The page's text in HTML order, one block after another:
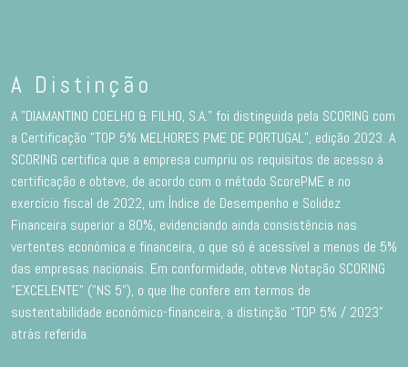
A Distinção
A "DIAMANTINO COELHO & FILHO, S.A." foi distinguida pela SCORING com
a Certificação "TOP 5% MELHORES PME DE PORTUGAL”, edição 2023. A
SCORING certifica que a empresa cumpriu os requisitos de acesso à
certificação e obteve, de acordo com o método ScorePME e no
exercício fiscal de 2022, um Índice de Desempenho e Solidez
Financeira superior a 80%, evidenciando ainda consistência nas
vertentes económica e financeira, o que só é acessível a menos de 5%
das empresas nacionais. Em conformidade, obteve Notação SCORING
"EXCELENTE" ("NS 5"), o que lhe confere em termos de
sustentabilidade económico-financeira, a distinção “TOP 5% / 2023”
atrás referida.